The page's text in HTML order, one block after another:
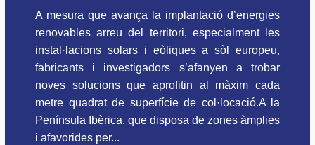
A mesura que avança la implantació d’energies
renovables arreu del territori, especialment les
instal·lacions solars i eòliques a sòl europeu,
fabricants i investigadors s’afanyen a trobar
noves solucions que aprofitin al màxim cada
metre quadrat de superfície de col·locació.A la
Península Ibèrica, que disposa de zones àmplies
i afavorides per...